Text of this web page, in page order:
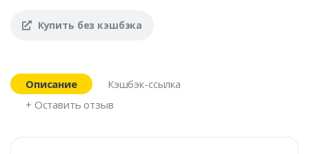
Купить без кэшбэка
Описание
Кэшбэк-ссылка
+ Оставить отзыв